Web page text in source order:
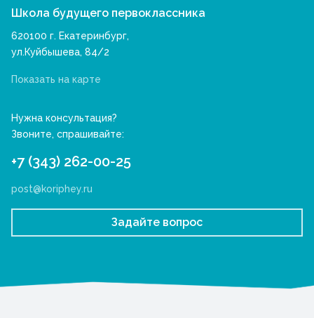
Школа будущего первоклассника
620100 г. Екатеринбург,
ул.Куйбышева, 84/2
Показать на карте
Нужна консультация?
Звоните, спрашивайте:
+7 (343) 262-00-25
post@koriphey.ru
Задайте вопрос